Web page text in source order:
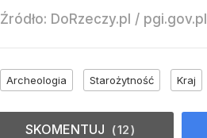
Źródło: DoRzeczy.pl / pgi.gov.pl
Archeologia Starożytność Kraj
SKOMENTUJ 12